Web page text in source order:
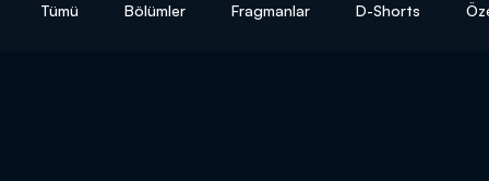
Tümü Bölümler Fragmanlar D-Shorts